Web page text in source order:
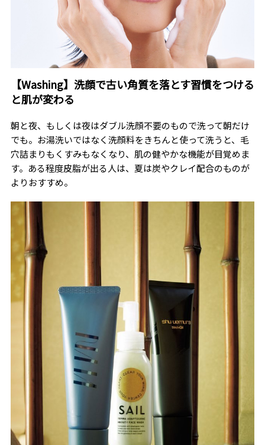
【Washing】洗顔で古い角質を落とす習慣をつける
と肌が変わる
朝と夜、もしくは夜はダブル洗顔不要のもので洗って朝だけ
でも。お湯洗いではなく洗顔料をきちんと使って洗うと、毛
穴詰まりもくすみもなくなり、肌の健やかな機能が目覚めま
す。ある程度皮脂が出る人は、夏は炭やクレイ配合のものが
よりおすすめ。